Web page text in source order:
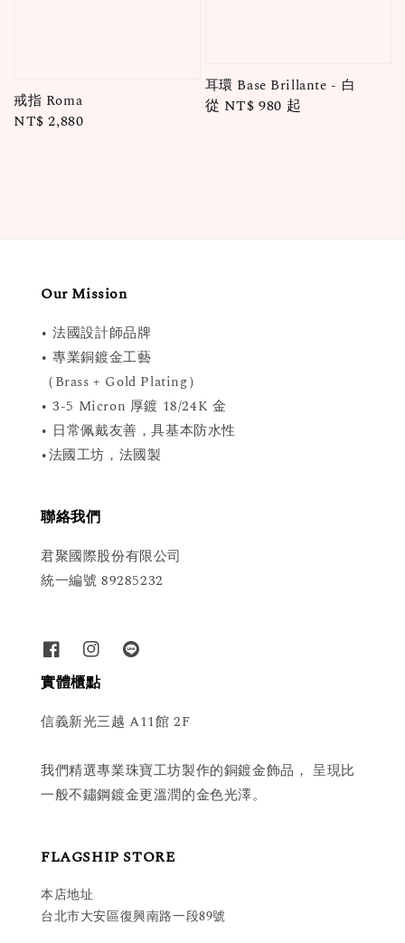
戒指 Roma
Regular
NT$ 2,880
耳環 Base Brillante - 白
Regular
從 NT$ 980 起
Our Mission
• 法國設計師品牌
• 專業銅鍍金工藝
（Brass + Gold Plating）
• 3-5 Micron 厚鍍 18/24K 金
• 日常佩戴友善，具基本防水性
•法國工坊，法國製
聯絡我們
君聚國際股份有限公司
統一編號 89285232
實體櫃點
信義新光三越 A11館 2F
我們精選專業珠寶工坊製作的銅鍍金飾品， 呈現比
一般不鏽鋼鍍金更溫潤的金色光澤。
FLAGSHIP STORE
本店地址
台北市大安區復興南路一段89號